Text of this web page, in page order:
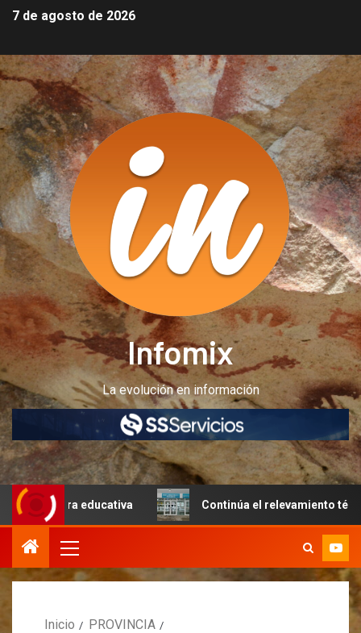
7 de agosto de 2026
Infomix
La evolución en información
educativa Continúa el relevamiento técnico en
Inicio
PROVINCIA